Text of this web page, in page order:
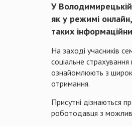
У Володимирецькій
як у режимі
таких
На заході учасників
соціальне
ознайомлюють з
отримання.
Присутні дізнаються
роботодавця з